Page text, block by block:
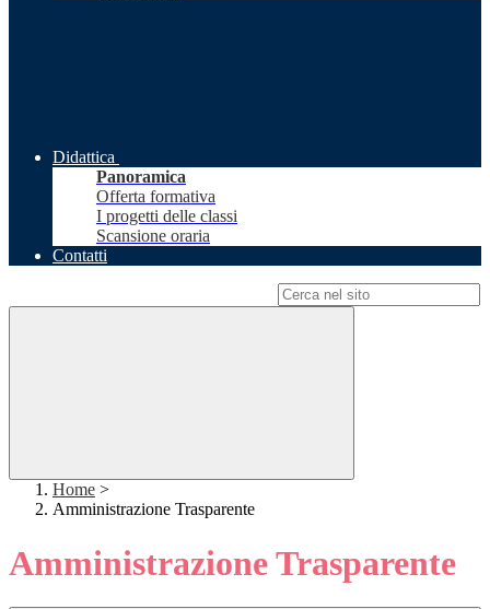
Didattica
Panoramica
Offerta formativa
I progetti delle classi
Scansione oraria
Contatti
Home >
Amministrazione Trasparente
Amministrazione Trasparente